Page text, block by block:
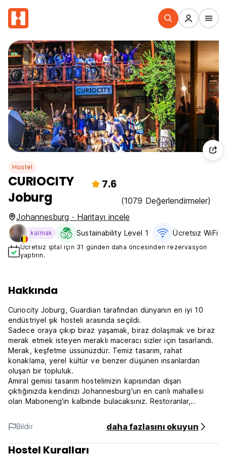
Hostel
CURIOCITY
Joburg
7.6
(1079 Değerlendirmeler)
Johannesburg · Haritayı incele
kalmak Sustainability Level 1 Ücretsiz WiFi
Ücretsiz iptal için 31 günden daha öncesinden rezervasyon
yaptırın.
Hakkında
Curiocity Joburg, Guardian tarafından dünyanın en iyi 10
endüstriyel şık hosteli arasında seçildi.
Sadece oraya çıkıp biraz yaşamak, biraz dolaşmak ve biraz
merak etmek isteyen meraklı maceracı sizler için tasarlandı.
Merak, keşfetme üssünüzdür. Temiz tasarım, rahat
konaklama, yerel kültür ve benzer düşünen insanlardan
oluşan bir topluluk.
Amiral gemisi tasarım hostelimizin kapısından dışarı
çıktığınızda kendinizi Johannesburg'un en canlı mahallesi
olan Maboneng'in kalbinde bulacaksınız. Restoranlar,
kumlu, muhteşem şehir ormanının her santimini keşfetmek
isteyeceksiniz.
İster yalnız uçuyor olun, ister hunni'nizle ya da bir grup
Bildir daha fazlasını okuyun
Hostel Kuralları